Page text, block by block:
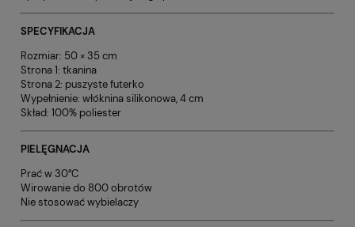
SPECYFIKACJA
Rozmiar: 50 × 35 cm
Strona 1: tkanina
Strona 2: puszyste futerko
Wypełnienie: włóknina silikonowa, 4 cm
Skład: 100% poliester
PIELĘGNACJA
Prać w 30°C
Wirowanie do 800 obrotów
Nie stosować wybielaczy